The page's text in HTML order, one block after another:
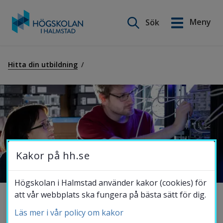
innehåll
Sök
Meny
Hitta din utbildning
Magisterprogram i
English
Utbildning
Forskning
Samverkan
Om Högskolan
Kakor på hh.se
Högskolan i Halmstad använder kakor (cookies) för
att vår webbplats ska fungera på bästa sätt för dig.
Läs mer i vår policy om kakor